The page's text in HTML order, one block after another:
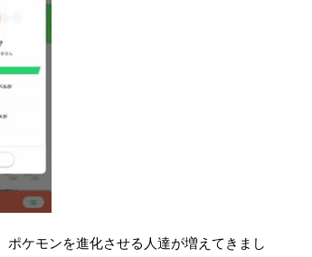
ケモンを進化させる人達が増えてきまし